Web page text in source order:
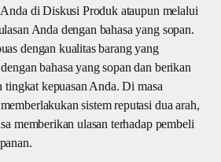
di Diskusi Produk ataupun melalui
Anda dengan bahasa yang sopan.
dengan kualitas barang yang
bahasa yang sopan dan berikan
tingkat kepuasan Anda. Di masa
sistem reputasi dua arah,
memberikan ulasan terhadap pembeli